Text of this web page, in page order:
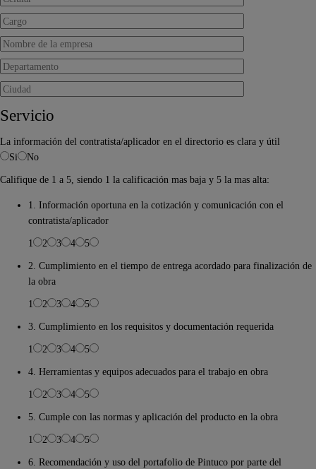
Servicio
La información del contratista/aplicador en el directorio es clara y útil
Si
No
Califique de 1 a 5, siendo 1 la calificación mas baja y 5 la mas alta:
1. Información oportuna en la cotización y comunicación con el
contratista/aplicador
1
2 3 4
5
2. Cumplimiento en el tiempo de entrega acordado para finalización de
la obra
1
2 3 4
5
3. Cumplimiento en los requisitos y documentación requerida
1
2 3 4
5
4. Herramientas y equipos adecuados para el trabajo en obra
1
2 3 4
5
5. Cumple con las normas y aplicación del producto en la obra
1
2 3 4
5
6. Recomendación y uso del portafolio de Pintuco por parte del